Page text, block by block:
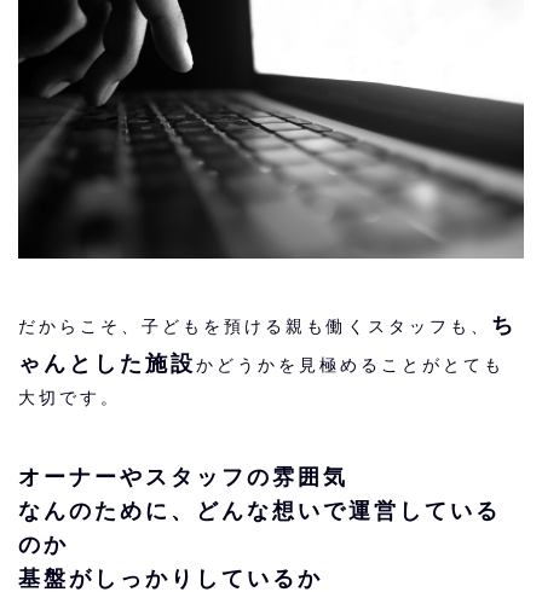
だからこそ、子どもを預ける親も働くスタッフも、 ち
ゃんとした施設かどうかを見極める ことがとても
大切です。
オーナーやスタッフの雰囲気
なんのために、どんな想いで運営している
のか
基盤がしっかりしているか